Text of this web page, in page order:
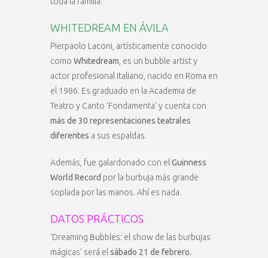
WHITEDREAM EN ÁVILA
Pierpaolo Laconi, artísticamente conocido
como Whitedream , es un bubble artist y
actor profesional italiano, nacido en Roma en
el 1986. Es graduado en la Academia de
Teatro y Canto ‘Fondamenta’ y cuenta con
más de 30 representaciones teatrales
diferentes a sus espaldas.
Además, fue galardonado con el Guinness
World Record por la burbuja más grande
soplada por las manos. Ahí es nada.
DATOS PRÁCTICOS
‘Dreaming Bubbles: el show de las burbujas
mágicas’ será el sábado 21 de febrero.